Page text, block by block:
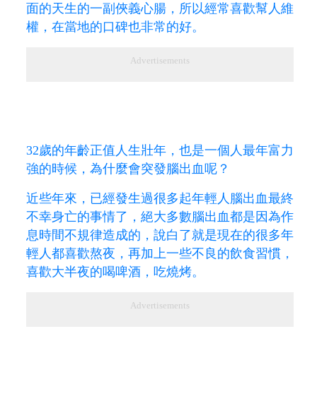
面的天生的一副俠義心腸，所以經常喜歡幫人維
權，在當地的口碑也非常的好。
Advertisements
32歲的年齡正值人生壯年，也是一個人最年富力
強的時候，為什麼會突發腦出血呢？
近些年來，已經發生過很多起年輕人腦出血最終
不幸身亡的事情了，絕大多數腦出血都是因為作
息時間不規律造成的，說白了就是現在的很多年
輕人都喜歡熬夜，再加上一些不良的飲食習慣，
喜歡大半夜的喝啤酒，吃燒烤。
Advertisements